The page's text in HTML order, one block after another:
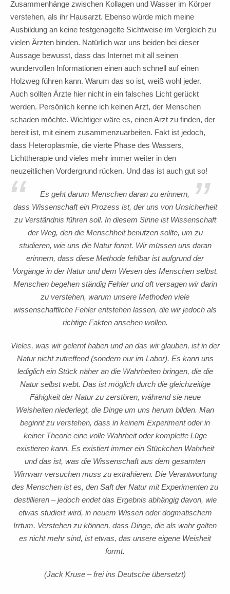
Zusammenhänge zwischen Kollagen und Wasser im Körper
verstehen, als ihr Hausarzt. Ebenso würde mich meine
Ausbildung an keine festgenagelte Sichtweise im Vergleich zu
vielen Ärzten binden. Natürlich war uns beiden bei dieser
Aussage bewusst, dass das Internet mit all seinen
wundervollen Informationen einen auch schnell auf einen
Holzweg führen kann. Warum das so ist, weiß wohl jeder.
Auch sollten Ärzte hier nicht in ein falsches Licht gerückt
werden. Persönlich kenne ich keinen Arzt, der Menschen
schaden möchte. Wichtiger wäre es, einen Arzt zu finden, der
bereit ist, mit einem zusammenzuarbeiten. Fakt ist jedoch,
dass Heteroplasmie, die vierte Phase des Wassers,
Lichttherapie und vieles mehr immer weiter in den
neuzeitlichen Vordergrund rücken. Und das ist auch gut so!
”
“
Es geht darum Menschen daran zu erinnern,
dass Wissenschaft ein Prozess ist, der uns von Unsicherheit
zu Verständnis führen soll. In diesem Sinne ist Wissenschaft
der Weg, den die Menschheit benutzen sollte, um zu
studieren, wie uns die Natur formt. Wir müssen uns daran
erinnern, dass diese Methode fehlbar ist aufgrund der
Vorgänge in der Natur und dem Wesen des Menschen selbst.
Menschen begehen ständig Fehler und oft versagen wir darin
zu verstehen, warum unsere Methoden viele
wissenschaftliche Fehler entstehen lassen, die wir jedoch als
richtige Fakten ansehen wollen.
Vieles, was wir gelernt haben und an das wir glauben, ist in der
Natur nicht zutreffend (sondern nur im Labor). Es kann uns
lediglich ein Stück näher an die Wahrheiten bringen, die die
Natur selbst webt. Das ist möglich durch die gleichzeitige
Fähigkeit der Natur zu zerstören, während sie neue
Weisheiten niederlegt, die Dinge um uns herum bilden. Man
beginnt zu verstehen, dass in keinem Experiment oder in
keiner Theorie eine volle Wahrheit oder komplette Lüge
existieren kann. Es existiert immer ein Stückchen Wahrheit
und das ist, was die Wissenschaft aus dem gesamten
Wirrwarr versuchen muss zu extrahieren. Die Verantwortung
des Menschen ist es, den Saft der Natur mit Experimenten zu
destillieren – jedoch endet das Ergebnis abhängig davon, wie
etwas studiert wird, in neuem Wissen oder dogmatischem
Irrtum. Verstehen zu können, dass Dinge, die als wahr galten
es nicht mehr sind, ist etwas, das unsere eigene Weisheit
formt.
(Jack Kruse – frei ins Deutsche übersetzt)